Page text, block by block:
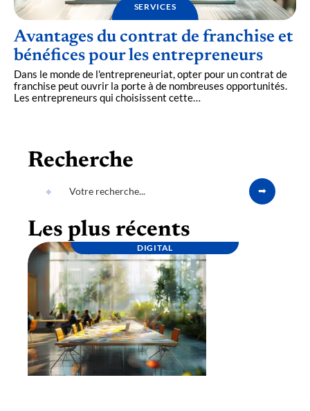
SERVICES
Avantages du contrat de franchise et
bénéfices pour les entrepreneurs
Dans le monde de l'entrepreneuriat, opter pour un contrat de
franchise peut ouvrir la porte à de nombreuses opportunités.
Les entrepreneurs qui choisissent cette
Recherche
Les plus récents
DIGITAL